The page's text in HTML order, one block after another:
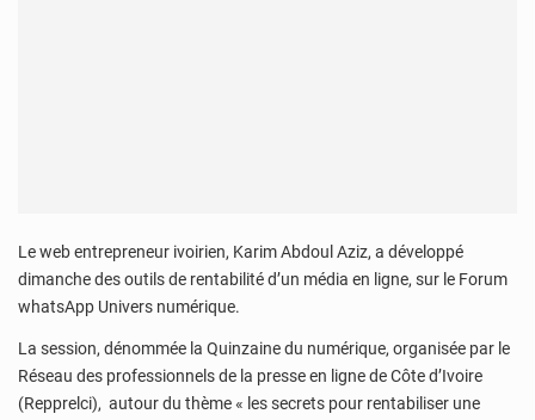
Le web entrepreneur ivoirien, Karim Abdoul Aziz, a développé
dimanche des outils de rentabilité d’un média en ligne, sur le Forum
whatsApp Univers numérique.
La session, dénommée la Quinzaine du numérique, organisée par le
Réseau des professionnels de la presse en ligne de Côte d’Ivoire
(Repprelci), autour du thème « les secrets pour rentabiliser une